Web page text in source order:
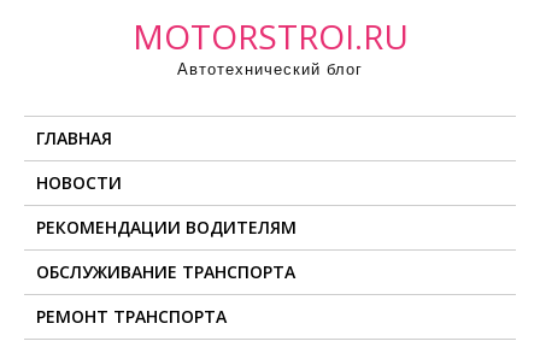
MOTORSTROI.RU
Автотехнический блог
ГЛАВНАЯ
НОВОСТИ
РЕКОМЕНДАЦИИ ВОДИТЕЛЯМ
ОБСЛУЖИВАНИЕ ТРАНСПОРТА
РЕМОНТ ТРАНСПОРТА